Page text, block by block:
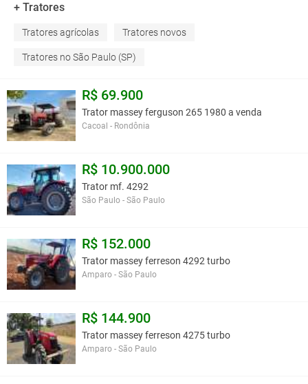
+ Tratores
Tratores agrícolas Tratores novos
Tratores no São Paulo (SP)
R$ 69.900
Trator massey ferguson 265 1980 a venda
Cacoal - Rondônia
R$ 10.900.000
Trator mf. 4292
São Paulo - São Paulo
R$ 152.000
Trator massey ferreson 4292 turbo
Amparo - São Paulo
R$ 144.900
Trator massey ferreson 4275 turbo
Amparo - São Paulo